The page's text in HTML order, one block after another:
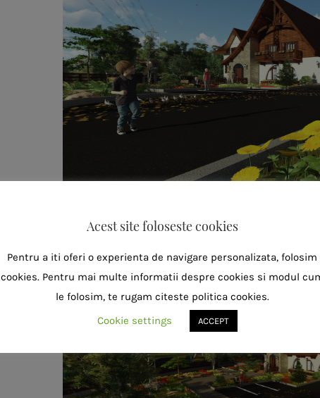
Acest site foloseste cookies
Pentru a iti oferi o experienta de navigare personalizata, folosim
cookies. Pentru mai multe informatii despre cookies si modul
le folosim, te rugam citeste politica cookies.
Cookie settings
ACCEPT